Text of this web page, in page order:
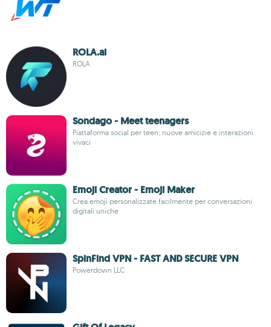
ROLA.ai
ROLA
Sondago - Meet teenagers
Piattaforma social per teen: nuove amicizie e interazioni
vivaci
Emoji Creator - Emoji Maker
Crea emoji personalizzate facilmente per conversazioni
digitali uniche
SpinFind VPN - FAST AND SECURE VPN
Powerdown LLC